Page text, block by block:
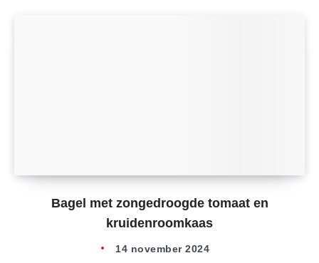
Bagel met zongedroogde tomaat en
kruidenroomkaas
14 november 2024